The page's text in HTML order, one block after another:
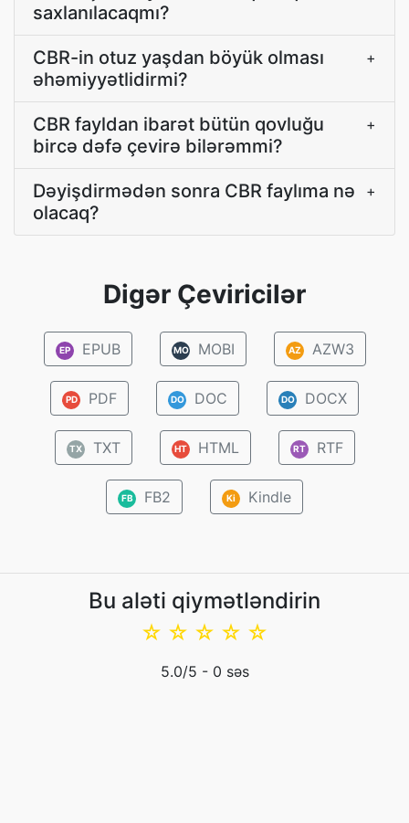
saxlanılacaqmı?
CBR-in otuz yaşdan böyük olması
əhəmiyyətlidirmi?
+
CBR fayldan ibarət bütün qovluğu
bircə dəfə çevirə bilərəmmi?
+
Dəyişdirmədən sonra CBR faylıma nə
olacaq?
+
Digər Çeviricilər
EP EPUB MO MOBI AZ AZW3
PD PDF DO DOC DO DOCX
TX TXT HT HTML RT RTF
FB FB2 Ki Kindle
Bu aləti qiymətləndirin
☆
☆
☆
☆
☆
5.0/5 - 0 səs